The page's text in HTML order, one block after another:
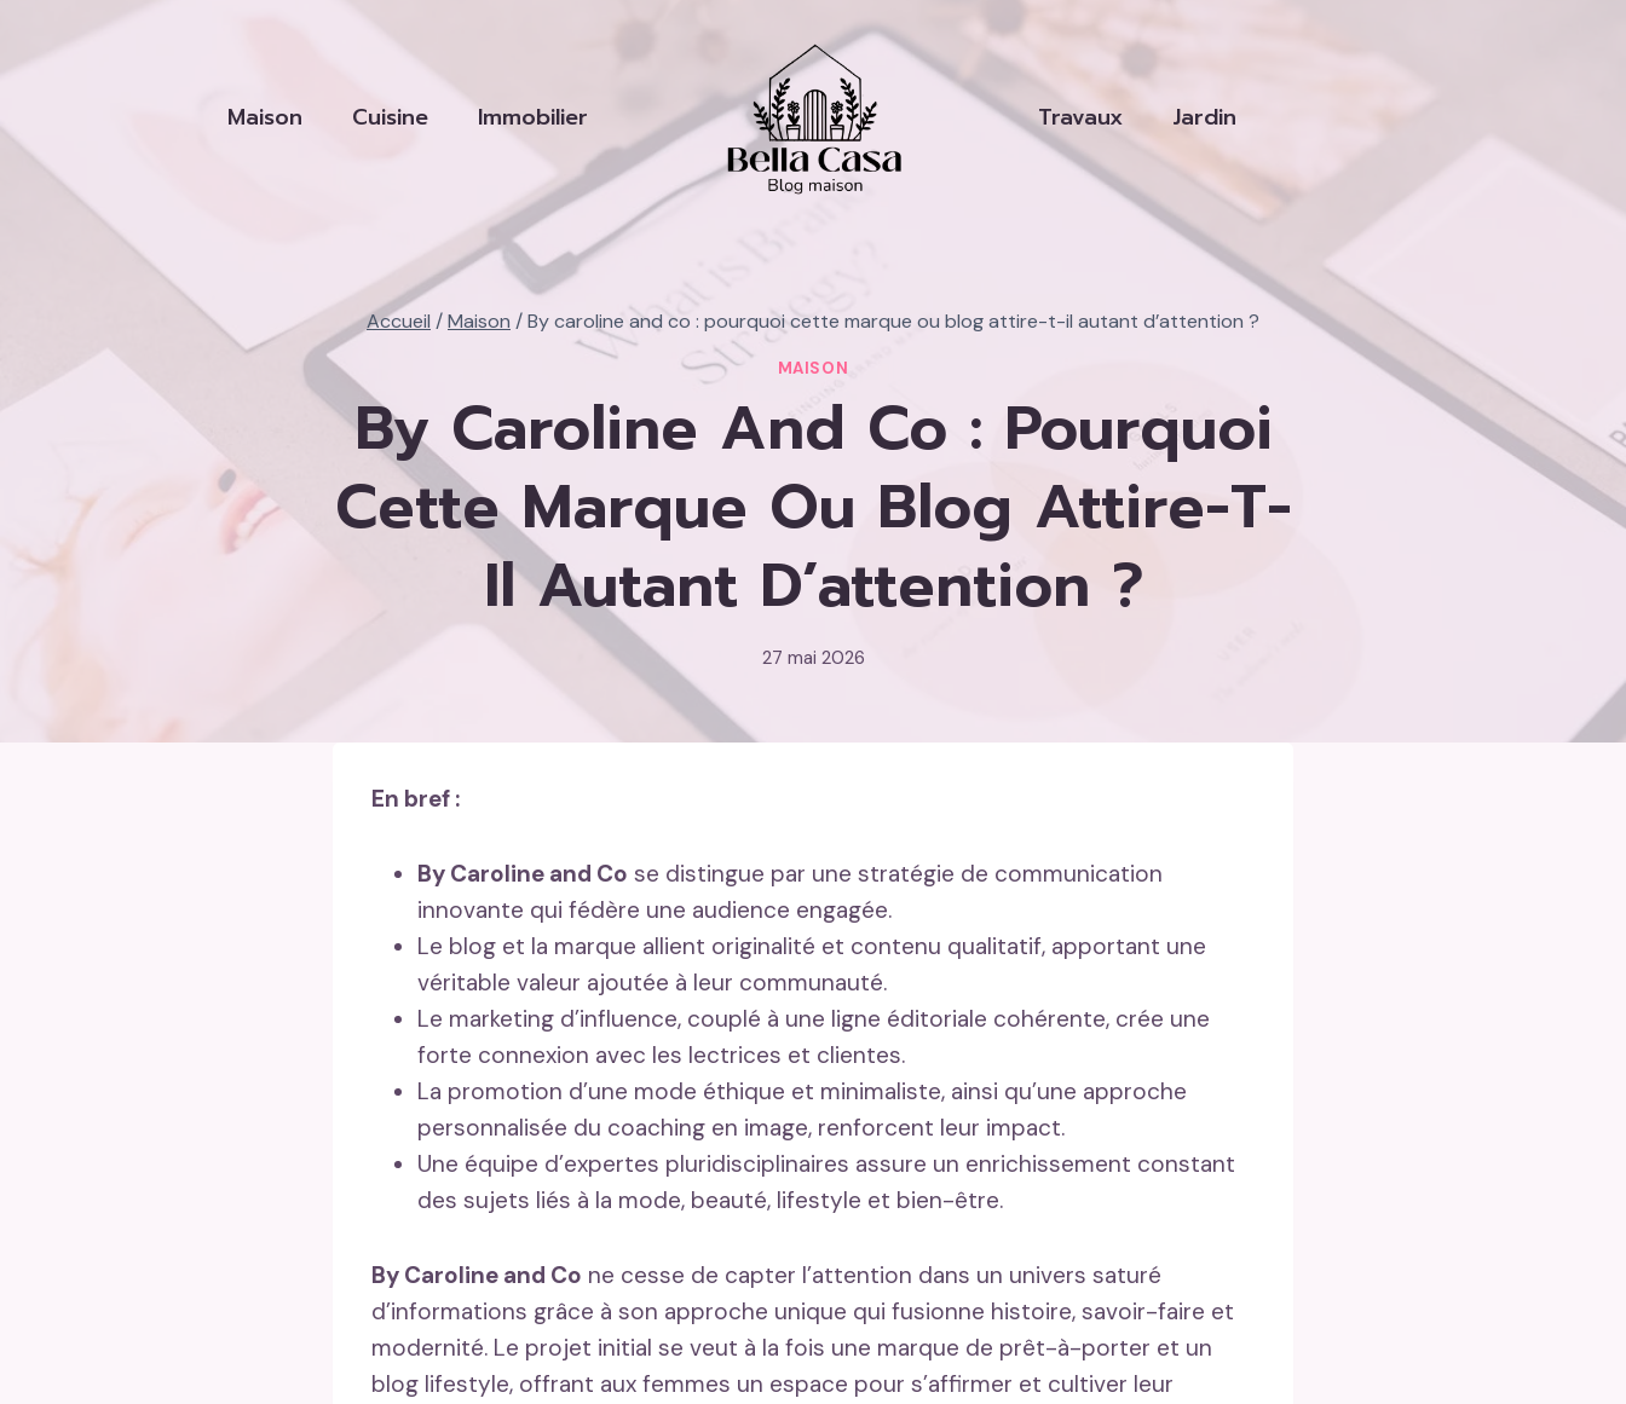
Maison Cuisine Immobilier Travaux Jardin
Accueil /Maison /By caroline and co : pourquoi cette marque ou blog attire-t-il autant d’attention ?
MAISON
By Caroline And Co : Pourquoi
Cette Marque Ou Blog Attire-T-
Il Autant D’attention ?
27 mai 2026
En bref :
By Caroline and Co se distingue par une stratégie de communication
innovante qui fédère une audience engagée.
Le blog et la marque allient originalité et contenu qualitatif, apportant une
véritable valeur ajoutée à leur communauté.
Le marketing d’influence, couplé à une ligne éditoriale cohérente, crée une
forte connexion avec les lectrices et clientes.
La promotion d’une mode éthique et minimaliste, ainsi qu’une approche
personnalisée du coaching en image, renforcent leur impact.
Une équipe d’expertes pluridisciplinaires assure un enrichissement constant
des sujets liés à la mode, beauté, lifestyle et bien-être.
By Caroline and Co ne cesse de capter l’attention dans un univers saturé
d’informations grâce à son approche unique qui fusionne histoire, savoir-faire et
modernité. Le projet initial se veut à la fois une marque de prêt-à-porter et un
blog lifestyle, offrant aux femmes un espace pour s’affirmer et cultiver leur